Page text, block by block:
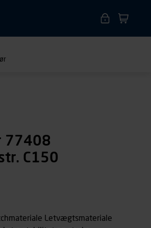
77408
C150
Letvægtsmateriale